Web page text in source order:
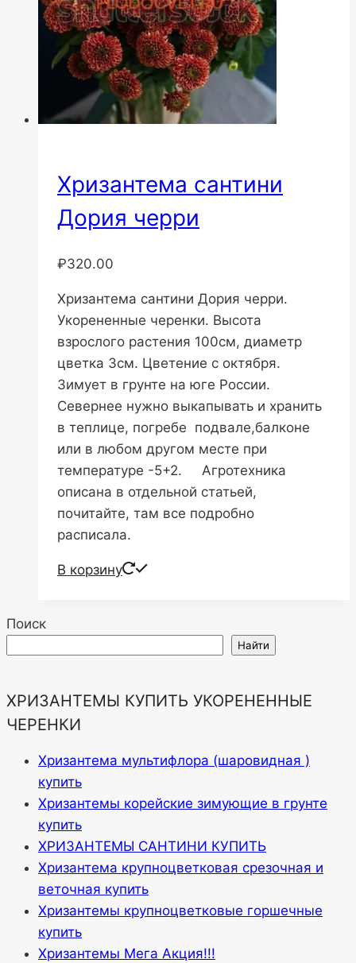
Хризантема сантини
Дория черри
₽320.00
Хризантема сантини Дория черри.
Укорененные черенки. Высота
взрослого растения 100см, диаметр
цветка 3см. Цветение с октября.
Зимует в грунте на юге России.
Севернее нужно выкапывать и хранить
в теплице, погребе подвале,балконе
или в любом другом месте при
температуре -5+2. Агротехника
описана в отдельной статьей,
почитайте, там все подробно
расписала.
В корзину
Поиск
Найти
ХРИЗАНТЕМЫ КУПИТЬ УКОРЕНЕННЫЕ
ЧЕРЕНКИ
Хризантема мультифлора (шаровидная )
купить
Хризантемы корейские зимующие в грунте
купить
ХРИЗАНТЕМЫ САНТИНИ КУПИТЬ
Хризантема крупноцветковая срезочная и
веточная купить
Хризантемы крупноцветковые горшечные
купить
Хризантемы Мега Акция!!!